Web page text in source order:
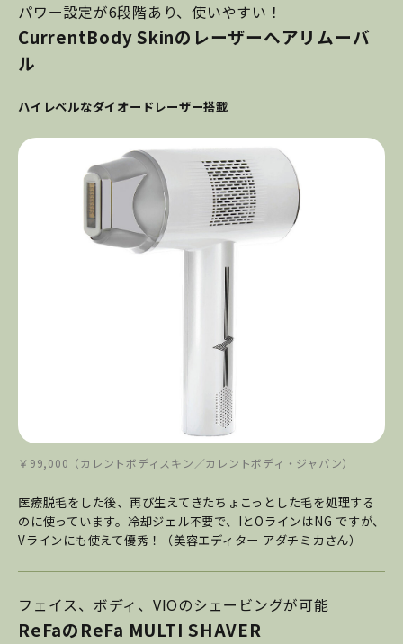
パワー設定が6段階あり、使いやすい！
CurrentBody Skinのレーザーヘアリムーバ
ル
ハイレベルなダイオードレーザー搭載
￥99,000（カレントボディスキン／カレントボディ・ジャパン）
医療脱毛をした後、再び生えてきたちょこっとした毛を処理する
のに使っています。冷却ジェル不要で、IとOラインはNG ですが、
Vラインにも使えて優秀！（美容エディター アダチミカさん）
フェイス、ボディ、VIOのシェービングが可能
ReFaのReFa MULTI SHAVER